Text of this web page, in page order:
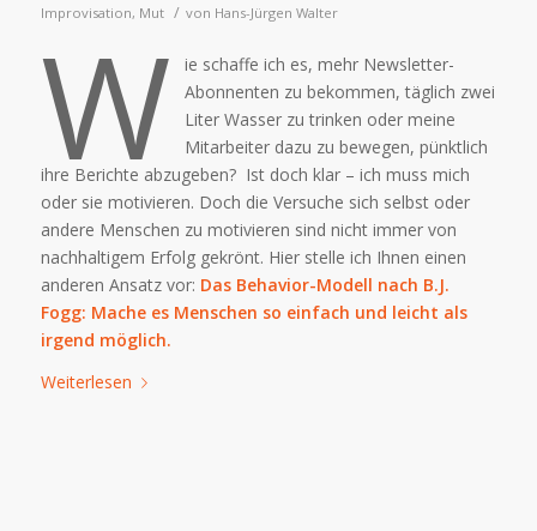
Improvisation, Mut / von Hans-Jürgen Walter
W
ie schaffe ich es, mehr Newsletter-
Abonnenten zu bekommen, täglich zwei
Liter Wasser zu trinken oder meine
Mitarbeiter dazu zu bewegen, pünktlich
ihre Berichte abzugeben? Ist doch klar – ich muss mich
oder sie motivieren. Doch die Versuche sich selbst oder
andere Menschen zu motivieren sind nicht immer von
nachhaltigem Erfolg gekrönt. Hier stelle ich Ihnen einen
anderen Ansatz vor: Das Behavior-Modell nach B.J.
Fogg: Mache es Menschen so einfach und leicht als
irgend möglich.
Weiterlesen